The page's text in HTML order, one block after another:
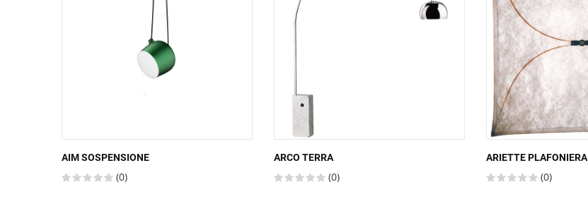
AIM SOSPENSIONE
(0)
ARCO TERRA
(0)
ARIETTE PLAFONIERA
(0)